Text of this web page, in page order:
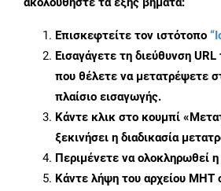
Επισκεφτείτε τον ιστότοπο
Εισαγάγετε τη διεύθυνση URL
που θέλετε να μετατρέψετε
πλαίσιο εισαγωγής.
Κάντε κλικ στο κουμπί
ξεκινήσει η διαδικασία
Περιμένετε να ολοκληρωθεί
Κάντε λήψη του αρχείου MHT